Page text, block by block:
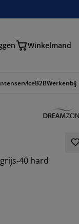
Winkelmand
B2BWerkenbij
40 hard